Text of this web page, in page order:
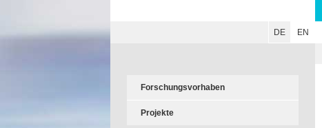
DE EN
Forschungsvorhaben
Projekte